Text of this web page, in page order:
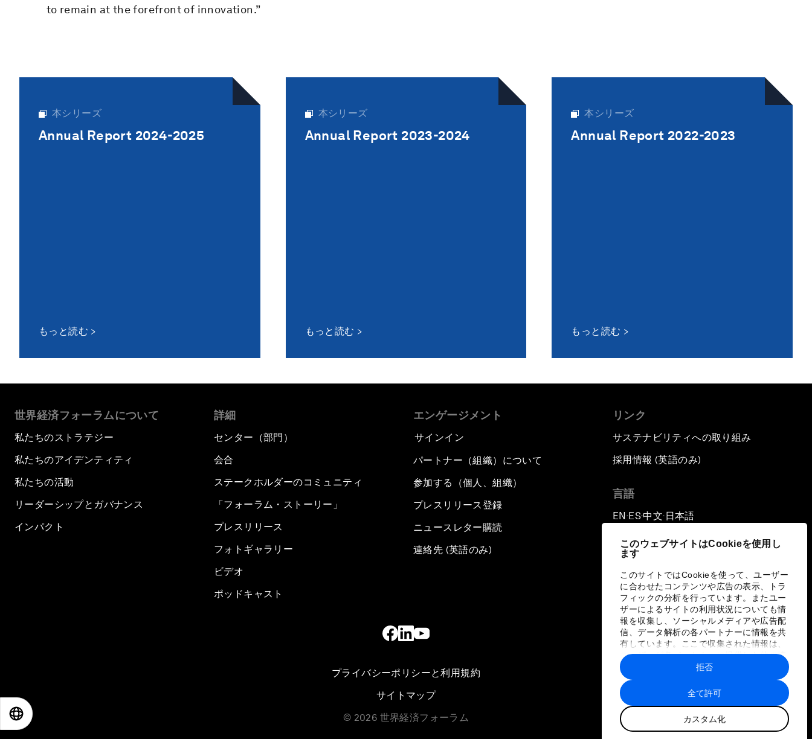
このウェブサイトはCookieを使用し
ます
このサイトではCookieを使って、ユーザー
に合わせたコンテンツや広告の表示、トラ
フィックの分析を行っています。またユー
ザーによるサイトの利用状況についても情
報を収集し、ソーシャルメディアや広告配
信、データ解析の各パートナーに情報を共
有しています。ここで収集された情報は、
ユーザーが各パートナーに提供した他の情
報や各パートナーのサービスを使用した際
に収集された情報と組み合わされ、各パー
トナーによって使用されることがありま
す。
全て許可
カスタム化
拒否
to remain at the forefront of innovation.”
本シリーズ
Annual Report 2024-2025
もっと読む
本シリーズ
Annual Report 2023-2024
もっと読む
本シリーズ
Annual Report 2022-2023
もっと読む
世界経済フォーラムについて
私たちのストラテジー
私たちのアイデンティティ
私たちの活動
リーダーシップとガバナンス
インパクト
詳細
センター（部門）
会合
ステークホルダーのコミュニティ
「フォーラム・ストーリー」
プレスリリース
フォトギャラリー
ビデオ
ポッドキャスト
エンゲージメント
サインイン
パートナー（組織）について
参加する（個人、組織）
プレスリリース登録
ニュースレター購読
連絡先 (英語のみ)
リンク
サステナビリティへの取り組み
採用情報 (英語のみ)
言語
EN ▪ ES▪中文▪ 日本語
プライバシーポリシーと利用規約
サイトマップ
© 2026 世界経済フォーラム